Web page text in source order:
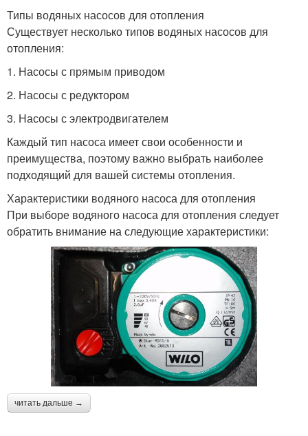
Типы водяных насосов для отопления
Существует несколько типов водяных насосов для
отопления:
1. Насосы с прямым приводом
2. Насосы с редуктором
3. Насосы с электродвигателем
Каждый тип насоса имеет свои особенности и
преимущества, поэтому важно выбрать наиболее
подходящий для вашей системы отопления.
Характеристики водяного насоса для отопления
При выборе водяного насоса для отопления следует
обратить внимание на следующие характеристики:
читать дальше →